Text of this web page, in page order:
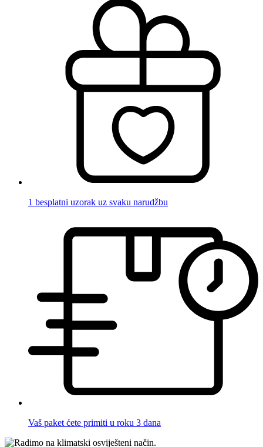
1 besplatni uzorak uz svaku narudžbu
Vaš paket ćete primiti u roku 3 dana